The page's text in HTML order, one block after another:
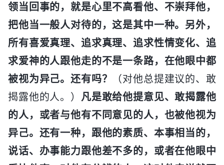
领当回事的，就是心里不高看他、不崇拜他，
把他当一般人对待的，这是其中一种。另外，
所有喜爱真理、追求真理、追求性情变化、追
求爱神的人跟他走的不是一条路，在他眼中都
被视为异己。还有吗？
（对他总提建议的、敢
揭露他的人。） 凡是敢给他提意见、敢揭露他
的人，或者与他有不同意见的人，也被他视为
异己。还有一种，跟他的素质、本事相当的，
说话、办事能力跟他差不多的，或者在他眼中